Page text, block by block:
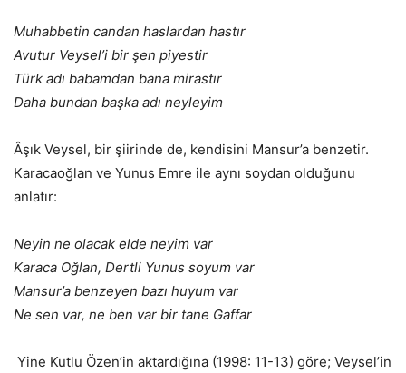
Muhabbetin candan haslardan hastır
Avutur Veysel’i bir şen piyestir
Türk adı babamdan bana mirastır
Daha bundan başka adı neyleyim
Âşık Veysel, bir şiirinde de, kendisini Mansur’a benzetir.
Karacaoğlan ve Yunus Emre ile aynı soydan olduğunu
anlatır:
Neyin ne olacak elde neyim var
Karaca Oğlan, Dertli Yunus soyum var
Mansur’a benzeyen bazı huyum var
Ne sen var, ne ben var bir tane Gaffar
Yine Kutlu Özen’in aktardığına (1998: 11-13) göre; Veysel’in